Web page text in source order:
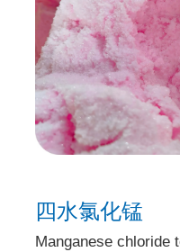
四水氯化锰
Manganese chloride